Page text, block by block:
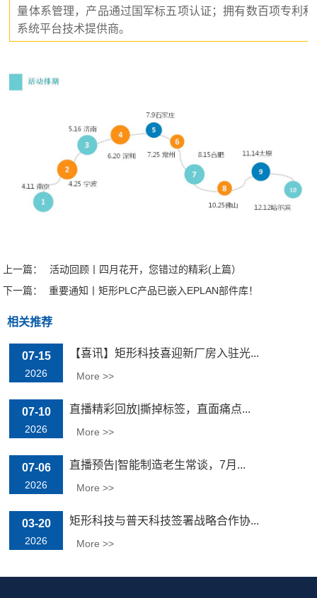
量体系管理，产品通过国军标五项认证；拥有数百项专利
系统平台技术提供商。
上一篇：
活动回顾丨四月花开，您错过的精彩(上篇）
下一篇：
重要通知丨矩形PLC产品已嵌入EPLAN部件库！
相关推荐
07-15
2026
【喜讯】矩形科技喜迎新厂房入驻光...
More >>
07-10
2026
直播精彩回放|撕掉标签，直面痛点...
More >>
07-06
2026
直播预告|智能制造老生常谈，7月...
More >>
03-20
2026
矩形科技与普天科技签署战略合作协...
More >>